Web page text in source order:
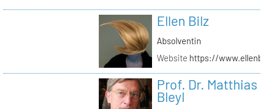
Ellen Bilz
Absolventin
Website https://
Prof. Dr. Matthias
Bleyl